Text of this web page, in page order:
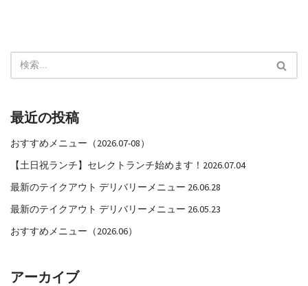
最近の投稿
おすすめメニュー（2026.07-08）
【土日祝ランチ】セレクトランチ始めます！2026.07.04
最新のテイクアウト デリバリーメニュー 26.06.28
最新のテイクアウト デリバリーメニュー 26.05.23
おすすめメニュー（2026.06）
アーカイブ